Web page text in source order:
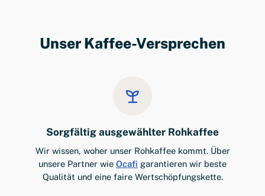
Unser Kaffee-Versprechen
Sorgfältig ausgewählter Rohkaffee
Wir wissen, woher unser Rohkaffee kommt. Über
unsere Partner wie Ocafi garantieren wir beste
Qualität und eine faire Wertschöpfungskette.